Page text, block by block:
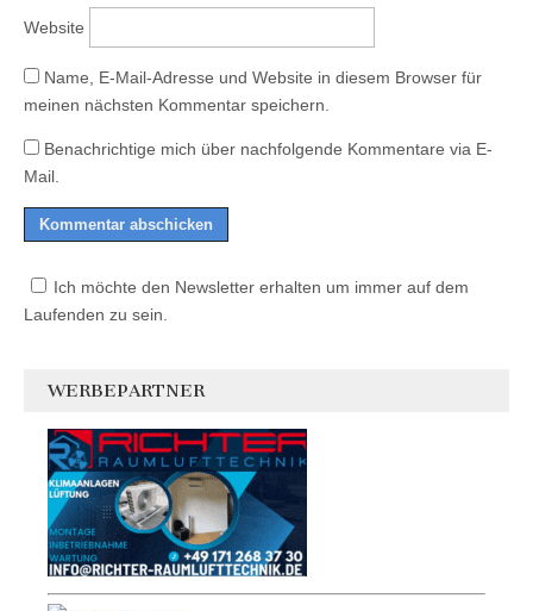
Website
Name, E-Mail-Adresse und Website in diesem Browser für
meinen nächsten Kommentar speichern.
Benachrichtige mich über nachfolgende Kommentare via E-
Mail.
Ich möchte den Newsletter erhalten um immer auf dem
Laufenden zu sein.
WERBEPARTNER